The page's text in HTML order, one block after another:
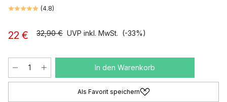
(4.8)
22 € 32,90 € UVP inkl. MwSt. (-33%)
In den Warenkorb
Als Favorit speichern